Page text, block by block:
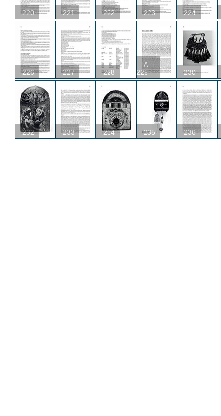
220 221 222 223 224
226 227 228
A
229
230
232 233 234 235 236